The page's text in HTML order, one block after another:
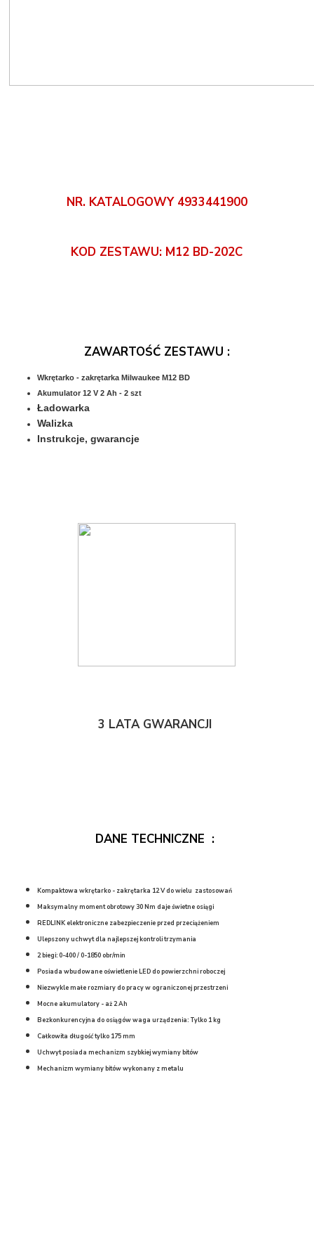
NR. KATALOGOWY 4933441900
KOD ZESTAWU: M12 BD-202C
ZAWARTOŚĆ ZESTAWU :
Wkrętarko - zakrętarka Milwaukee M12 BD
Akumulator 12 V 2 Ah - 2 szt
Ładowarka
Walizka
Instrukcje, gwarancje
3 LATA GWARANCJI
DANE TECHNICZNE :
Kompaktowa wkrętarko - zakrętarka 12 V do wielu zastosowań
Maksymalny moment obrotowy 30 Nm daje świetne osiągi
REDLINK elektroniczne zabezpieczenie przed przeciążeniem
Ulepszony uchwyt dla najlepszej kontroli trzymania
2 biegi: 0-400 / 0-1850 obr/min
Posiada wbudowane oświetlenie LED do powierzchni roboczej
Niezwykle małe rozmiary do pracy w ograniczonej przestrzeni
Mocne akumulatory - aż 2 Ah
Bezkonkurencyjna do osiągów waga urządzenia: Tylko 1 kg
Całkowita długość tylko 175 mm
Uchwyt posiada mechanizm szybkiej wymiany bitów
Mechanizm wymiany bitów wykonany z metalu